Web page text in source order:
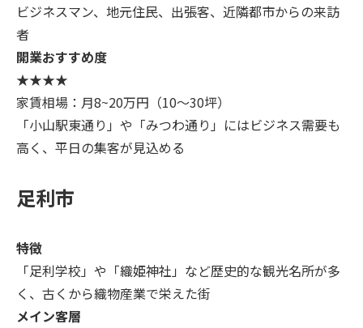
ビジネスマン、地元住民、出張客、近隣都市からの来訪
者
開業おすすめ度
★★★★
家賃相場：月8~20万円（10～30坪）
「小山駅東通り」や「みつわ通り」にはビジネス需要も
高く、平日の集客が見込める
足利市
特徴
「足利学校」や「織姫神社」など歴史的な観光名所が多
く、古くから織物産業で栄えた街
メイン客層